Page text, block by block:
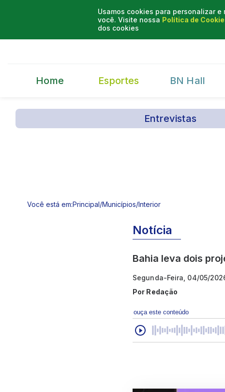
Usamos cookies para personalizar
você. Visite nossa Política de
dos cookies
Home Esportes BN Hall
Entrevistas
Você está em:Principal/Municípios/Interior
Notícia
Bahia leva dois
Segunda-Feira, 04/05/
Por Redação
ouça este conteúdo